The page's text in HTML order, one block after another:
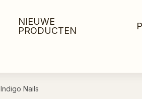
NIEUWE
PRODUCTEN
Indigo Nails